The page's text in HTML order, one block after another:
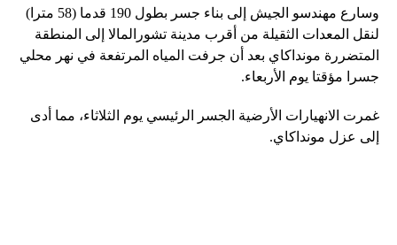
وسارع مهندسو الجيش إلى بناء جسر بطول 190 قدما (58 مترا)
لنقل المعدات الثقيلة من أقرب مدينة تشورالمالا إلى المنطقة
المتضررة مونداكاي بعد أن جرفت المياه المرتفعة في نهر محلي
جسرا مؤقتا يوم الأربعاء.
غمرت الانهيارات الأرضية الجسر الرئيسي يوم الثلاثاء، مما أدى
إلى عزل مونداكاي.